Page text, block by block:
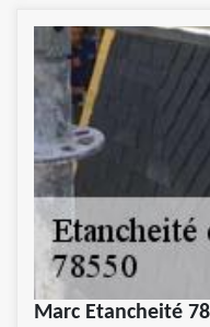
Marc Etancheité